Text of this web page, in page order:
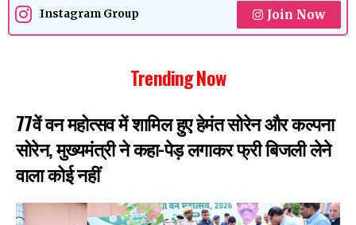
Instagram Group Join Now
Trending Now
77वें वन महोत्सव में शामिल हुए हेमंत सोरेन और कल्पना
सोरेन, मुख्यमंत्री ने कहा-पेड़ लगाकर फ्री बिजली लेने
वाला कोई नहीं